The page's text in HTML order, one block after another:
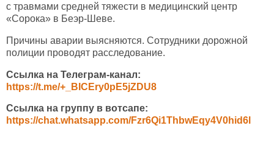
с травмами средней тяжести в медицинский центр
«Сорока» в Беэр-Шеве.
Причины аварии выясняются. Сотрудники дорожной
полиции проводят расследование.
Ссылка на Телеграм-канал:
https://t.me/+_BICEry0pE5jZDU8
Ссылка на группу в вотсапе:
https://chat.whatsapp.com/Fzr6Qi1ThbwEqy4V0hid6l